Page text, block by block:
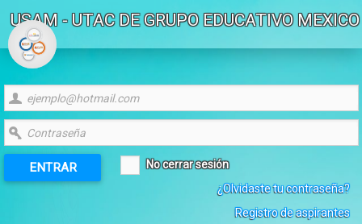
USAM - UTAC DE GRUPO EDUCATIVO MEXICO
ENTRAR
No cerrar sesión
¿Olvidaste tu contraseña?
Registro de aspirantes